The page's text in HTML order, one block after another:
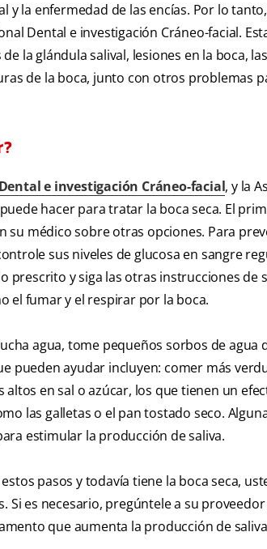
y la enfermedad de las encías. Por lo
Dental e investigación Cráneo-facial.
la glándula salival, lesiones en la boca,
de la boca, junto con otros problemas
e investigación Cráneo-facial, y la
hacer para tratar la boca seca. El
su médico sobre otras opciones. Para
sus niveles de glucosa en sangre
prescrito y siga las otras instrucciones
el fumar y el respirar por la boca.
agua, tome pequeños sorbos de
pueden ayudar incluyen: comer más
en sal o azúcar, los que tienen un
las galletas o el pan tostado seco.
estimular la producción de saliva.
pasos y todavía tiene la boca seca,
Si es necesario, pregúntele a su
que aumenta la producción de